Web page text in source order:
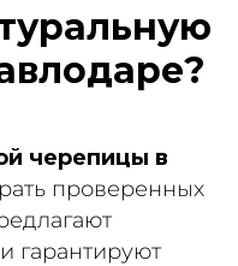
черепицы в
проверенных
гарантируют